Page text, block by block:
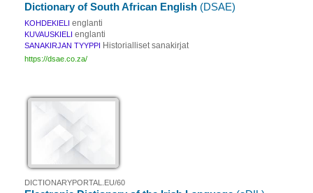
Dictionary of South African English (DSAE)
KOHDEKIELI englanti
KUVAUSKIELI englanti
SANAKIRJAN TYYPPI Historialliset sanakirjat
https://dsae.co.za/
DICTIONARYPORTAL.EU/60